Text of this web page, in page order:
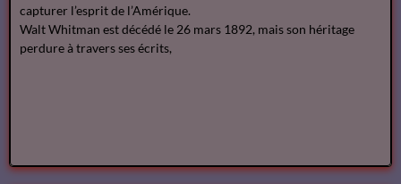
capturer l’esprit de l’Amérique.
Walt Whitman est décédé le 26 mars 1892, mais son héritage
perdure à travers ses écrits,